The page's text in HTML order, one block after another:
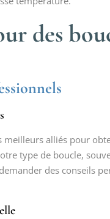
des
alliés pour
type de boucle,
des conseils